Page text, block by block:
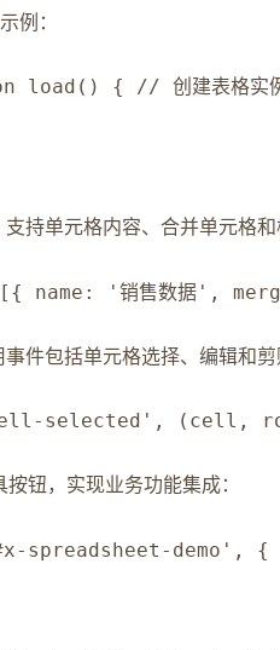
例：
load() { // 创建
持单元格内容、合并单元格和
= [{ name: '销售数
件包括单元格选择、编辑和剪
selected', (cell,
钮，实现业务功能集成：
spreadsheet-